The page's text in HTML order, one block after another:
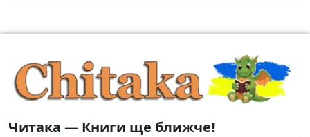
Читака — Книги ще ближче!